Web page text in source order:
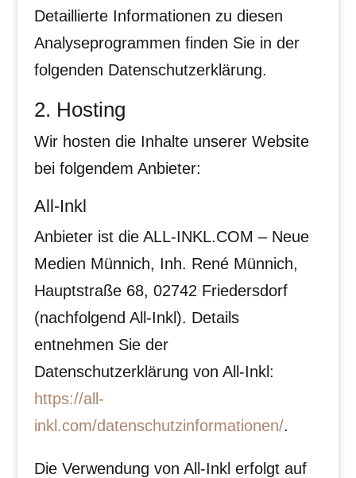
Detaillierte Informationen zu diesen
Analyseprogrammen finden Sie in der
folgenden Datenschutzerklärung.
2. Hosting
Wir hosten die Inhalte unserer Website
bei folgendem Anbieter:
All-Inkl
Anbieter ist die ALL-INKL.COM – Neue
Medien Münnich, Inh. René Münnich,
Hauptstraße 68, 02742 Friedersdorf
(nachfolgend All-Inkl). Details
entnehmen Sie der
Datenschutzerklärung von All-Inkl:
https://all-
inkl.com/datenschutzinformationen/.
Die Verwendung von All-Inkl erfolgt auf